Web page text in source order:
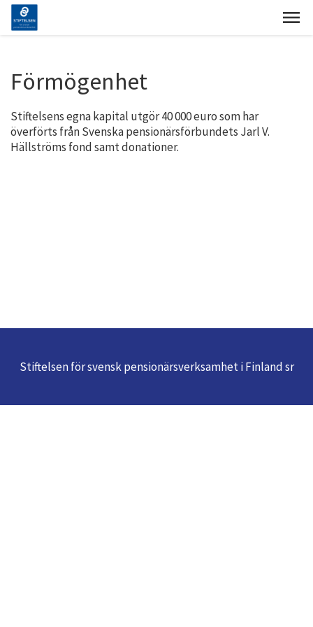
Förmögenhet
Stiftelsens egna kapital utgör 40 000 euro som har
överförts från Svenska pensionärsförbundets Jarl V.
Hällströms fond samt donationer.
Stiftelsen för svensk pensionärsverksamhet i Finland sr